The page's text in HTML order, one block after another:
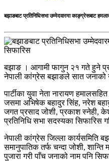
बझाङबाट प्रतिनिधिसभा उम्मेदवारमा काङ्ग्रेसबाट
बझाङ । आगामी फागुन २१ गते हुने
नेपाली कांग्रेस बझाङले सात जनाको
पार्टीका युवा नेता नारायण
जसमा अभिषेक बहादुर सिंह, नरेश
जगत प्रसाद जोशी, प्रकाश स्नेही,
प्रतिनिधि सभा सदस्यका सिफारिस
नेपाली कांग्रेस जिल्ला कार्यसमिति
समानुपातिक तर्फ चन्दा जोशी,
पुजारा गरी पाँच जनाको नाम पनि